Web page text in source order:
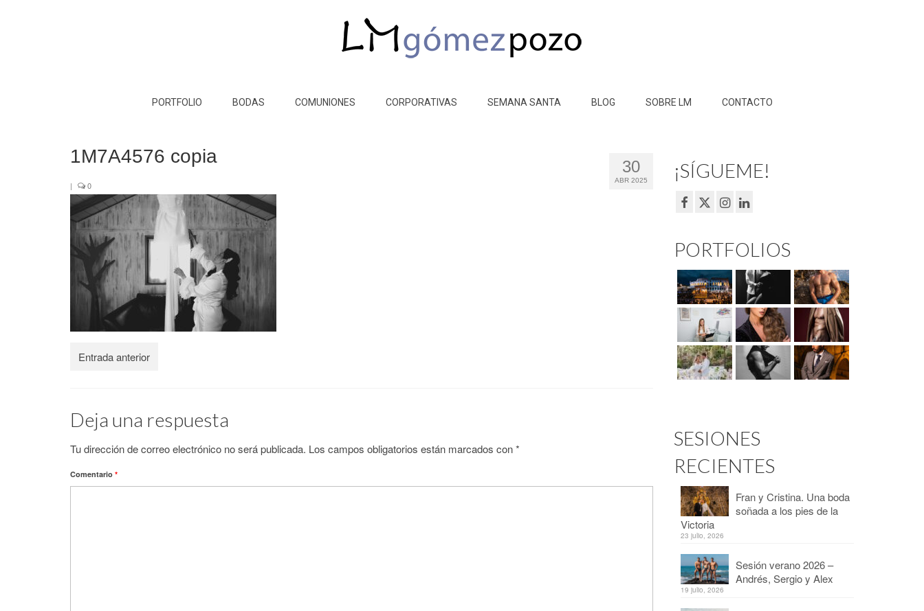
PORTFOLIO BODAS COMUNIONES CORPORATIVAS SEMANA SANTA BLOG SOBRE LM CONTACTO
30
ABR 2025
1M7A4576 copia
| 0
Entrada anterior
Deja una respuesta
Tu dirección de correo electrónico no será publicada. Los campos obligatorios están marcados con*
Comentario *
¡SÍGUEME!
PORTFOLIOS
SESIONES
RECIENTES
Fran y Cristina. Una boda
soñada a los pies de la
Victoria
23 julio, 2026
Sesión verano 2026 –
Andrés, Sergio y Alex
19 julio, 2026